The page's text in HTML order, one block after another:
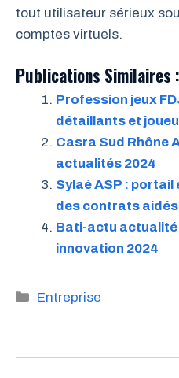
tout utilisateur sérieux
comptes virtuels.
Publications Similaires :
Profession jeux
détaillants et
Casra Sud Rhône
actualités 2024
Sylaé ASP :
des contrats aidés
Bati-actu
innovation 2024
Catégories
Entreprise